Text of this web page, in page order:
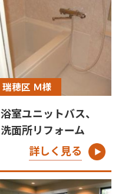
瑞穂区 Ｍ様
浴室ユニットバス、
洗面所リフォーム
詳しく見る